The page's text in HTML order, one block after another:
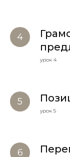
урок 4
урок 5